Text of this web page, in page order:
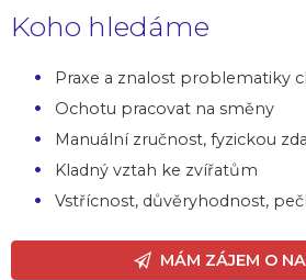
Koho hledáme
Praxe a znalost problematiky
Ochotu pracovat na směny
Manuální zručnost, fyzickou
Kladný vztah ke zvířatům
Vstřícnost, důvěryhodnost,
MÁM ZÁJEM O